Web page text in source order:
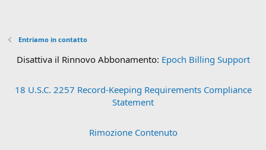
Entriamo in contatto
Disattiva il Rinnovo Abbonamento: Epoch Billing Support
18 U.S.C. 2257 Record-Keeping Requirements Compliance
Statement
Rimozione Contenuto